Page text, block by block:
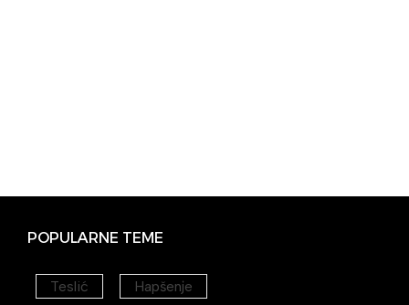
POPULARNE TEME
Teslić
Hapšenje